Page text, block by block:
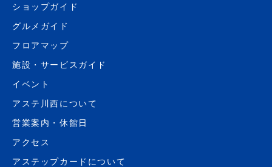
ショップガイド
グルメガイド
フロアマップ
施設・サービスガイド
イベント
アステ川西について
営業案内・休館日
アクセス
アステップカードについて